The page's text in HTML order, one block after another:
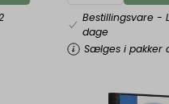
Bestillingsvare-
dage
Sælges i pakker